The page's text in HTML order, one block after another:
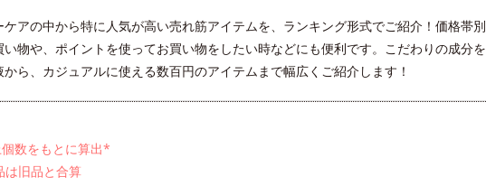
アの中から特に人気が高い売れ筋アイテムを、ランキング形式でご紹介！価格帯別
物や、ポイントを使ってお買い物をしたい時などにも便利です。こだわりの成分を
ら、カジュアルに使える数百円のアイテムまで幅広くご紹介します！
数をもとに算出*
は旧品と合算